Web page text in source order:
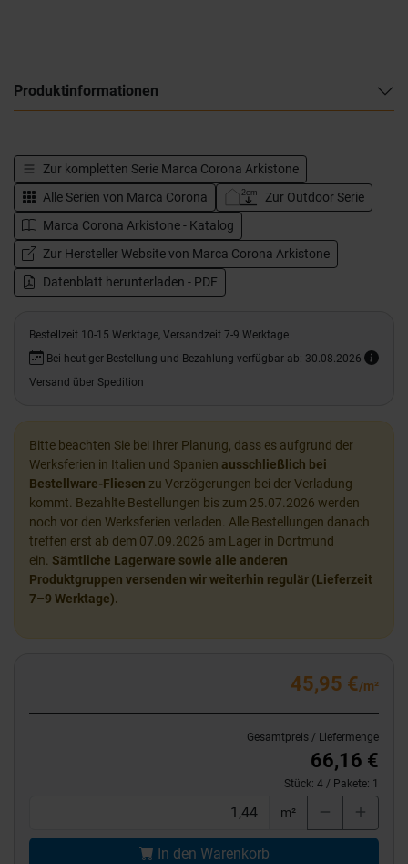
Produktinformationen
Zur kompletten Serie Marca Corona Arkistone
Alle Serien von Marca Corona
Zur Outdoor Serie
Marca Corona Arkistone - Katalog
Zur Hersteller Website von Marca Corona Arkistone
Datenblatt herunterladen - PDF
Bestellzeit 10-15 Werktage, Versandzeit 7-9 Werktage
Bei heutiger Bestellung und Bezahlung verfügbar ab: 30.08.2026
Versand über Spedition
Bitte beachten Sie bei Ihrer Planung, dass es aufgrund der
Werksferien in Italien und Spanien ausschließlich bei
Bestellware-Fliesen zu Verzögerungen bei der Verladung
kommt. Bezahlte Bestellungen bis zum 25.07.2026 werden
noch vor den Werksferien verladen. Alle Bestellungen danach
treffen erst ab dem 07.09.2026 am Lager in Dortmund
ein. Sämtliche Lagerware sowie alle anderen
Produktgruppen versenden wir weiterhin regulär (Lieferzeit
7–9 Werktage).
45,95 €/m²
Gesamtpreis / Liefermenge
66,16 €
Stück: 4 / Pakete: 1
m²
In den Warenkorb